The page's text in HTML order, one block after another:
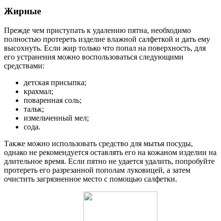
Жирные
Прежде чем приступать к удалению пятна, необходимо
полностью протереть изделие влажной салфеткой и дать ему
высохнуть. Если жир только что попал на поверхность, для
его устранения можно воспользоваться следующими
средствами:
детская присыпка;
крахмал;
поваренная соль;
тальк;
измельченный мел;
сода.
Также можно использовать средство для мытья посуды,
однако не рекомендуется оставлять его на кожаном изделии на
длительное время. Если пятно не удается удалить, попробуйте
протереть его разрезанной пополам луковицей, а затем
очистить загрязненное место с помощью салфетки.